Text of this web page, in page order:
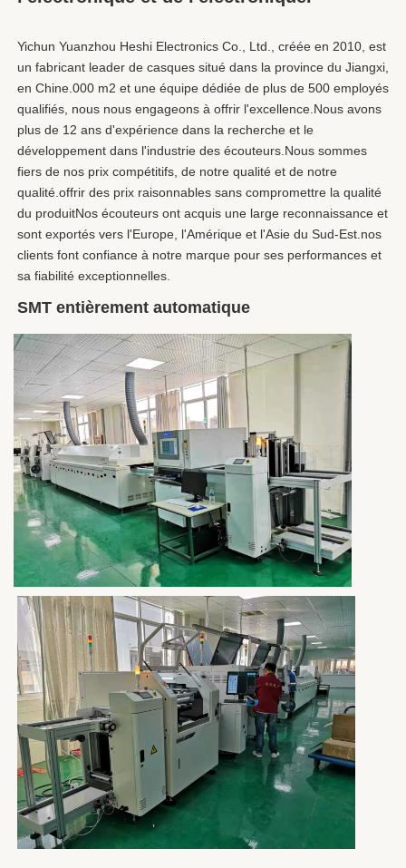
Yichun Yuanzhou Heshi Electronics Co., Ltd., créée en 2010, est
un fabricant leader de casques situé dans la province du Jiangxi,
en Chine.000 m2 et une équipe dédiée de plus de 500 employés
qualifiés, nous nous engageons à offrir l'excellence.Nous avons
plus de 12 ans d'expérience dans la recherche et le
développement dans l'industrie des écouteurs.Nous sommes
fiers de nos prix compétitifs, de notre qualité et de notre
qualité.offrir des prix raisonnables sans compromettre la qualité
du produitNos écouteurs ont acquis une large reconnaissance et
sont exportés vers l'Europe, l'Amérique et l'Asie du Sud-Est.nos
clients font confiance à notre marque pour ses performances et
sa fiabilité exceptionnelles.
SMT entièrement automatique